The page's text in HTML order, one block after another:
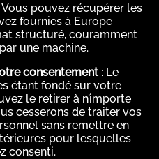
pouvez récupérer les
fournies à Europe
structuré, couramment
une machine.
consentement: Le
étant fondé sur votre
le retirer à n’importe
cesserons de traiter vos
sans remettre en
pour lesquelles
consenti.